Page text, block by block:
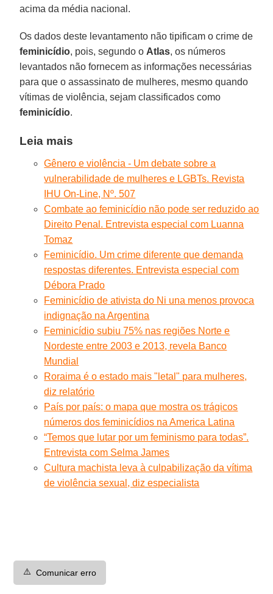
acima da média nacional.
Os dados deste levantamento não tipificam o crime de
feminicídio, pois, segundo o Atlas, os números
levantados não fornecem as informações necessárias
para que o assassinato de mulheres, mesmo quando
vítimas de violência, sejam classificados como
feminicídio.
Leia mais
Gênero e violência - Um debate sobre a
vulnerabilidade de mulheres e LGBTs. Revista
IHU On-Line, Nº. 507
Combate ao feminicídio não pode ser reduzido ao
Direito Penal. Entrevista especial com Luanna
Tomaz
Feminicídio. Um crime diferente que demanda
respostas diferentes. Entrevista especial com
Débora Prado
Feminicídio de ativista do Ni una menos provoca
indignação na Argentina
Feminicídio subiu 75% nas regiões Norte e
Nordeste entre 2003 e 2013, revela Banco
Mundial
Roraima é o estado mais "letal" para mulheres,
diz relatório
País por país: o mapa que mostra os trágicos
números dos feminicídios na America Latina
“Temos que lutar por um feminismo para todas”.
Entrevista com Selma James
Cultura machista leva à culpabilização da vítima
de violência sexual, diz especialista
⚠️ Comunicar erro